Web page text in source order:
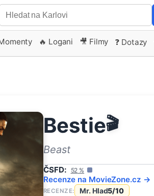
🔥 Logani 🎥 Filmy ❓ Dotazy
Bestie🎬
Beast
ČSFD: 52 %
Recenze na MovieZone.cz →
RECENZE: Mr. Hlad5/10